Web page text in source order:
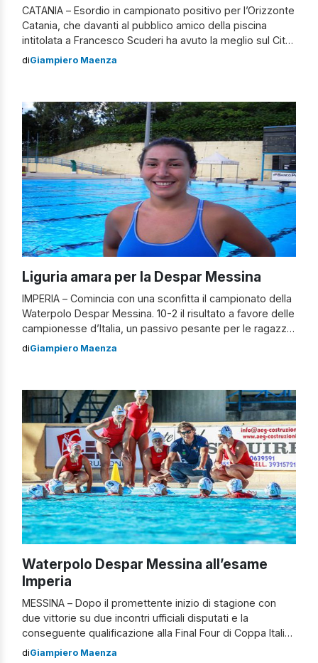
CATANIA – Esordio in campionato positivo per l’Orizzonte
Catania, che davanti al pubblico amico della piscina
intitolata a Francesco Scuderi ha avuto la meglio sul Città
di Cosenza, riscattando così la sconfitta subita qualche
Miceli si rimettono […]
diGiampiero Maenza
Liguria amara per la Despar Messina
IMPERIA – Comincia con una sconfitta il campionato della
Waterpolo Despar Messina. 10-2 il risultato a favore delle
campionesse d’Italia, un passivo pesante per le ragazze
di Luca Tarquini, che dovranno fare tesoro degli errori
la Sis Roma. Serviva una prestazione […]
diGiampiero Maenza
Waterpolo Despar Messina all’esame
Imperia
MESSINA – Dopo il promettente inizio di stagione con
due vittorie su due incontri ufficiali disputati e la
conseguente qualificazione alla Final Four di Coppa Italia
di marzo, la Waterpolo Despar Messina si prepara ad
diGiampiero Maenza